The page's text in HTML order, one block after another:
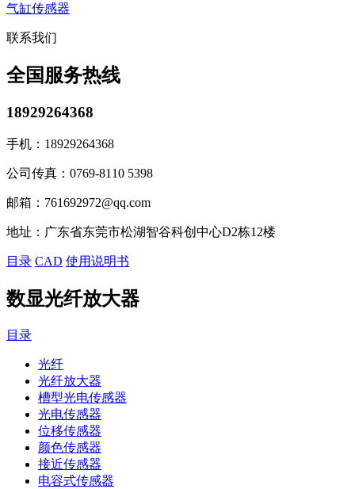
气缸传感器
联系我们
全国服务热线
18929264368
手机： 18929264368
公司传真： 0769-8110 5398
邮箱： 761692972@qq.com
地址： 广东省东莞市松湖智谷科创中心D2栋12楼
目录 CAD 使用说明书
数显光纤放大器
目录
光纤
光纤放大器
槽型光电传感器
光电传感器
位移传感器
颜色传感器
接近传感器
电容式传感器